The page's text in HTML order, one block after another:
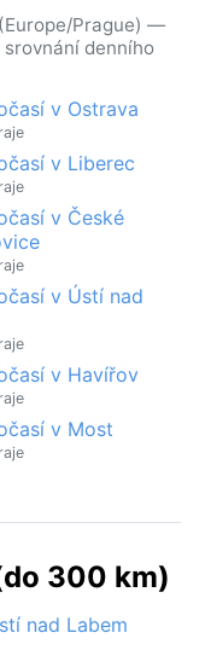
Prague) —
denního
v Ostrava
v Liberec
v České
v Ústí nad
v Havířov
v Most
300 km)
nad Labem